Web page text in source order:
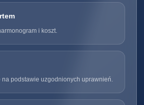
i koszt.
na podstawie uzgodnionych uprawnień.